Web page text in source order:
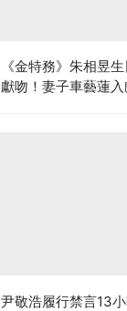
《金特務》朱相昱
獻吻！妻子車藝蓮入
尹敬浩履行禁言13